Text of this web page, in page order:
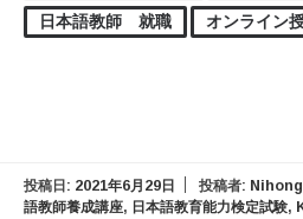
日本語教師 就職
オンライン
投稿日: 2021年6月29日 投稿者:
語教師養成講座, 日本語教育能力検定試験,